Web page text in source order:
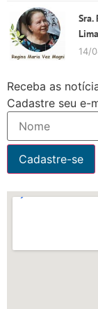
Sra.
14/
Receba as
Cadastre seu e-